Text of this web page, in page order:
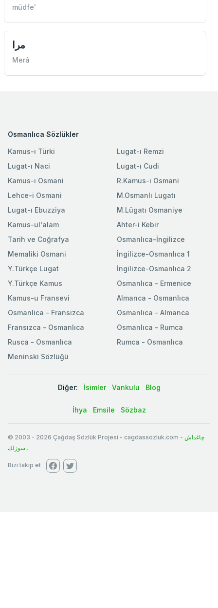
müdfe'
مرا
Merâ
Osmanlıca Sözlükler
Kamus-ı Türki
Lugat-ı Naci
Kamus-ı Osmani
Lehce-i Osmani
Lugat-ı Ebuzziya
Lugat-ı Remzi
Lugat-ı Cudi
R.Kamus-ı Osmani
M.Osmanlı Lugatı
M.Lügatı Osmaniye
Kamus-ul'alam
Tarih ve Coğrafya
Memaliki Osmani
Y.Türkçe Lugat
Y.Türkçe Kamus
Ahter-i Kebir
Osmanlıca-İngilizce
İngilizce-Osmanlıca 1
İngilizce-Osmanlıca 2
Osmanlıca - Ermenice
Kamus-u Fransevi
Osmanlica - Fransızca
Fransızca - Osmanlıca
Rusca - Osmanlıca
Meninski Sözlüğü
Almanca - Osmanlıca
Osmanlıca - Almanca
Osmanlıca - Rumca
Rumca - Osmanlıca
Diğer: İsimler Vankulu Blog
İhya Emsile Sözbaz
© 2003 - 2026 Çağdaş Sözlük Projesi - cagdassozluk.com - چاغداش
سوزلك .
Bizi takip et